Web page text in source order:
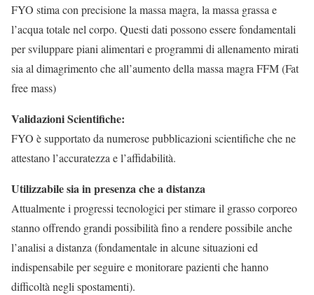
FYO stima con precisione la massa magra, la massa grassa e
l’acqua totale nel corpo. Questi dati possono essere fondamentali
per sviluppare piani alimentari e programmi di allenamento mirati
sia al dimagrimento che all’aumento della massa magra FFM (Fat
free mass)
Validazioni Scientifiche:
FYO è supportato da numerose pubblicazioni scientifiche che ne
attestano l’accuratezza e l’affidabilità.
Utilizzabile sia in presenza che a distanza
Attualmente i progressi tecnologici per stimare il grasso corporeo
stanno offrendo grandi possibilità fino a rendere possibile anche
l’analisi a distanza (fondamentale in alcune situazioni ed
indispensabile per seguire e monitorare pazienti che hanno
difficoltà negli spostamenti).